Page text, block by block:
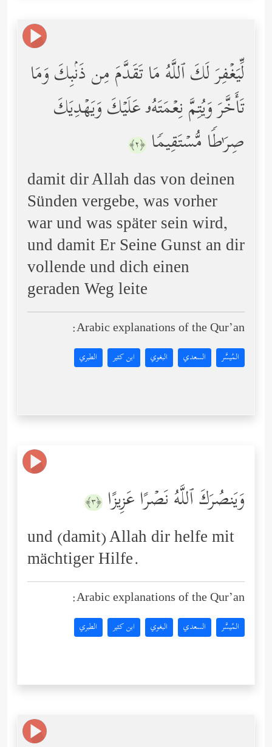
لِّیَغۡفِرَ لَكَ ٱللَّهُ مَا تَقَدَّمَ مِن ذَنۢبِكَ وَمَا
تَأَخَّرَ وَیُتِمَّ نِعۡمَتَهُۥ عَلَیۡكَ وَیَهۡدِیَكَ
صِرَ ٰ⁠طࣰا مُّسۡتَقِیمࣰا ﴿٢﴾
damit dir Allah das von deinen
Sünden vergebe, was vorher
war und was später sein wird,
und damit Er Seine Gunst an dir
vollende und dich einen
geraden Weg leite
Arabic explanations of the Qur’an:
المُيسَّر السعدي البغوي ابن كثير الطبري
وَیَنصُرَكَ ٱللَّهُ نَصۡرًا عَزِیزًا ﴿٣﴾
und (damit) Allah dir helfe mit
mächtiger Hilfe.
Arabic explanations of the Qur’an:
المُيسَّر السعدي البغوي ابن كثير الطبري